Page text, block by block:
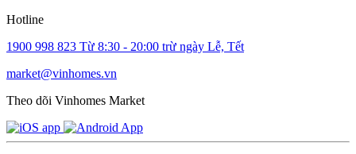
Hotline
1900 998 823 Từ 8:30 - 20:00 trừ ngày Lễ, Tết
market@vinhomes.vn
Theo dõi Vinhomes Market